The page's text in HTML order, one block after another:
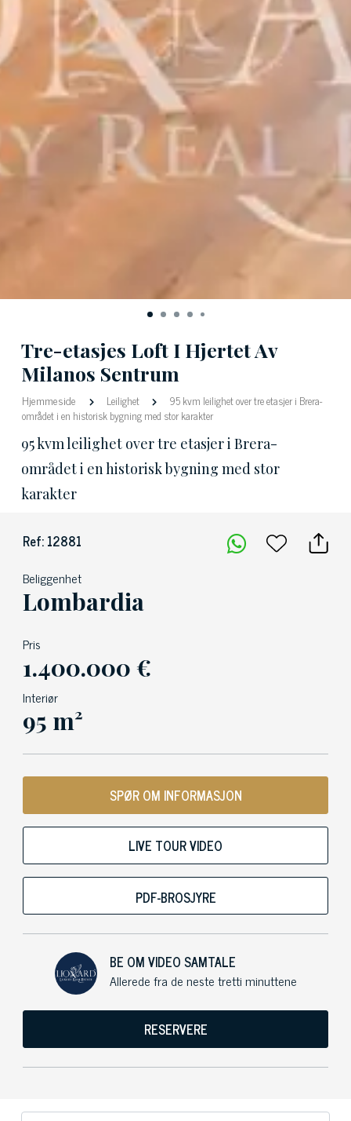
Tre-etasjes Loft I Hjertet Av
Milanos Sentrum
Hjemmeside Leilighet
95 kvm leilighet over tre etasjer i Brera-
området i en historisk bygning med stor karakter
95 kvm leilighet over tre etasjer i Brera-
området i en historisk bygning med stor
karakter
Ref: 12881
Beliggenhet
Lombardia
Pris
1.400.000 €
Interiør
95 m²
SPØR OM INFORMASJON
LIVE TOUR VIDEO
PDF-BROSJYRE
BE OM VIDEO SAMTALE
Allerede fra de neste tretti minuttene
RESERVERE